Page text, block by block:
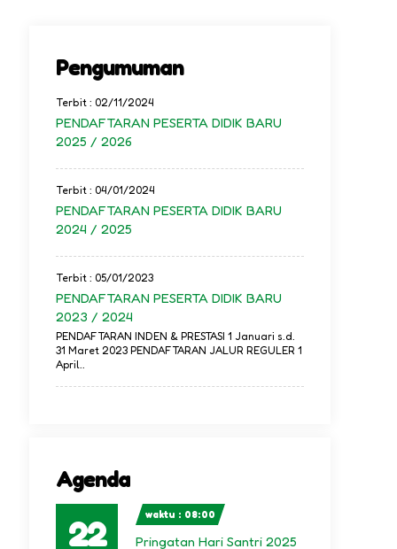
Pengumuman
Terbit : 02/11/2024
PENDAFTARAN PESERTA DIDIK BARU
2025 / 2026
Terbit : 04/01/2024
PENDAFTARAN PESERTA DIDIK BARU
2024 / 2025
Terbit : 05/01/2023
PENDAFTARAN PESERTA DIDIK BARU
2023 / 2024
PENDAFTARAN INDEN & PRESTASI 1 Januari s.d.
31 Maret 2023 PENDAFTARAN JALUR REGULER 1
April..
Agenda
22 waktu : 08:00
Pringatan Hari Santri 2025